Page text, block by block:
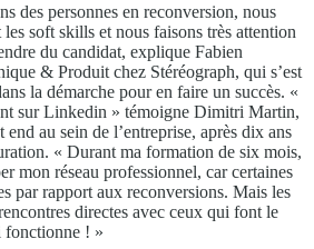
des personnes en reconversion, nous
soft skills et nous faisons très attention
du candidat, explique Fabien
& Produit chez Stéréograph, qui s’est
la démarche pour en faire un succès. «
sur Linkedin » témoigne Dimitri Martin,
au sein de l’entreprise, après dix ans
« Durant ma formation de six mois,
mon réseau professionnel, car certaines
par rapport aux reconversions. Mais les
directes avec ceux qui font le
fonctionne ! »